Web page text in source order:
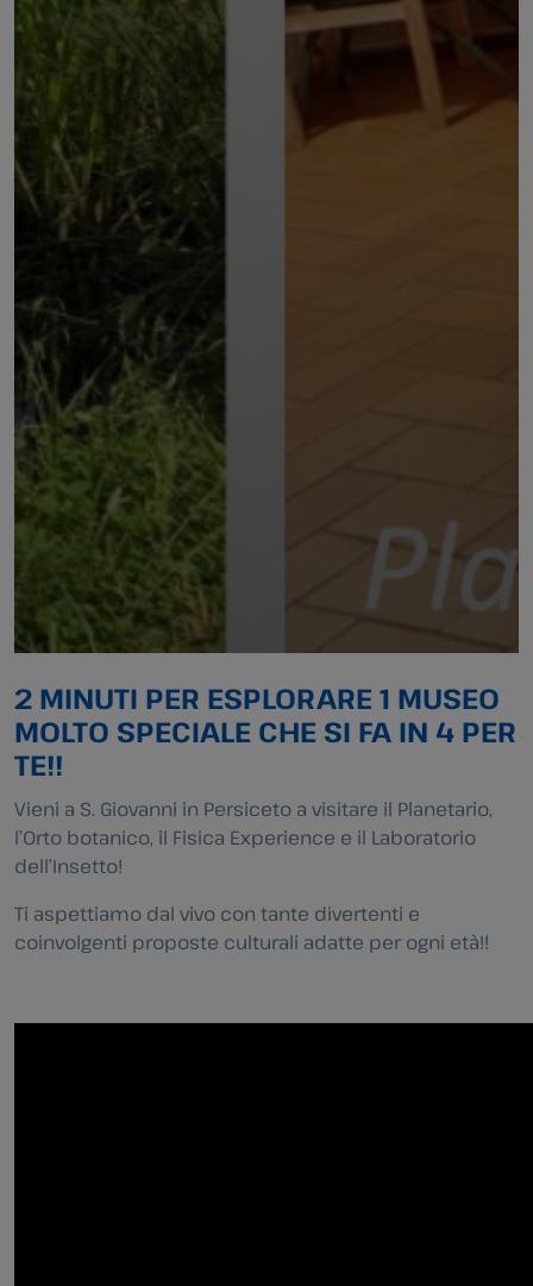
2 MINUTI PER ESPLORARE 1 MUSEO
MOLTO SPECIALE CHE SI FA IN 4 PER
TE!!
Vieni a S. Giovanni in Persiceto a visitare il Planetario,
l’Orto botanico, il Fisica Experience e il Laboratorio
dell’Insetto!
Ti aspettiamo dal vivo con tante divertenti e
coinvolgenti proposte culturali adatte per ogni età!!